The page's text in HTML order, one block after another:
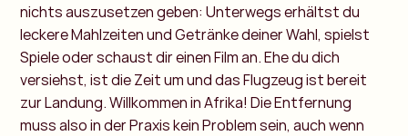
nichts auszusetzen geben: Unterwegs erhältst du
leckere Mahlzeiten und Getränke deiner Wahl, spielst
Spiele oder schaust dir einen Film an. Ehe du dich
versiehst, ist die Zeit um und das Flugzeug ist bereit
zur Landung. Willkommen in Afrika! Die Entfernung
muss also in der Praxis kein Problem sein, auch wenn